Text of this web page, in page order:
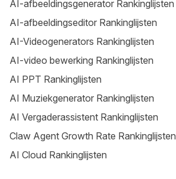
AI-afbeeldingsgenerator Rankinglijsten
AI-afbeeldingseditor Rankinglijsten
AI-Videogenerators Rankinglijsten
AI-video bewerking Rankinglijsten
AI PPT Rankinglijsten
AI Muziekgenerator Rankinglijsten
AI Vergaderassistent Rankinglijsten
Claw Agent Growth Rate Rankinglijsten
AI Cloud Rankinglijsten